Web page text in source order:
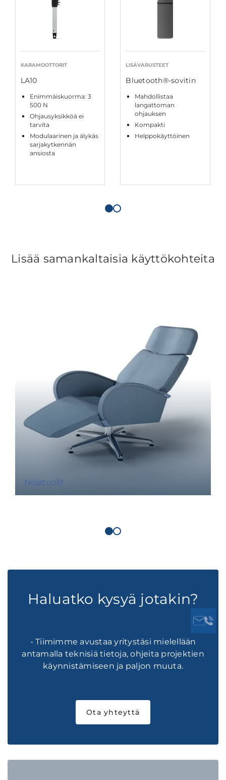
KARAMOOTTORIT
LA10
Enimmäiskuorma: 3
500 N
Ohjausyksikköä ei
tarvita
Modulaarinen ja älykäs
sarjakytkennän
ansiosta
LISÄVARUSTEET
Bluetooth®-sovitin
Mahdollistaa
langattoman
ohjauksen
Kompakti
Helppokäyttöinen
Lisää samankaltaisia käyttökohteita
Nojatuolit
Haluatko kysyä jotakin?
- Tiimimme avustaa yritystäsi mielellään
antamalla teknisiä tietoja, ohjeita projektien
käynnistämiseen ja paljon muuta.
Ota yhteyttä